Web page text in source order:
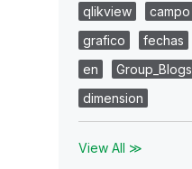
qlikview
campo
grafico
fechas
en
Group_Blogs
dimension
View All ≫